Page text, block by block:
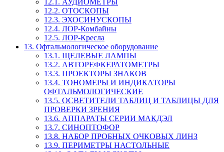
12.1. АУДИОМЕТРЫ
12.2. ОТОСКОПЫ
12.3. ЭХОСИНУСКОПЫ
12.4. ЛОР-Комбайны
12.5. ЛОР-Кресла
13. Офтальмологическое оборудование
13.1. ЩЕЛЕВЫЕ ЛАМПЫ
13.2. АВТОРЕФКЕРАТОМЕТРЫ
13.3. ПРОЕКТОРЫ ЗНАКОВ
13.4. ТОНОМЕРЫ И ИНДИКАТОРЫ
ОФТАЛЬМОЛОГИЧЕСКИЕ
13.5. ОСВЕТИТЕЛИ ТАБЛИЦ И ТАБЛИЦЫ ДЛЯ
ПРОВЕРКИ ЗРЕНИЯ
13.6. АППАРАТЫ СЕРИИ МАКДЭЛ
13.7. СИНОПТОФОР
13.8. НАБОР ПРОБНЫХ ОЧКОВЫХ ЛИНЗ
13.9. ПЕРИМЕТРЫ НАСТОЛЬНЫЕ